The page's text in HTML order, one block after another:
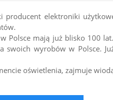
producent elektroniki
Polsce mają już blisko 100
swoich wyrobów w Polsce.
oświetlenia, zajmuje